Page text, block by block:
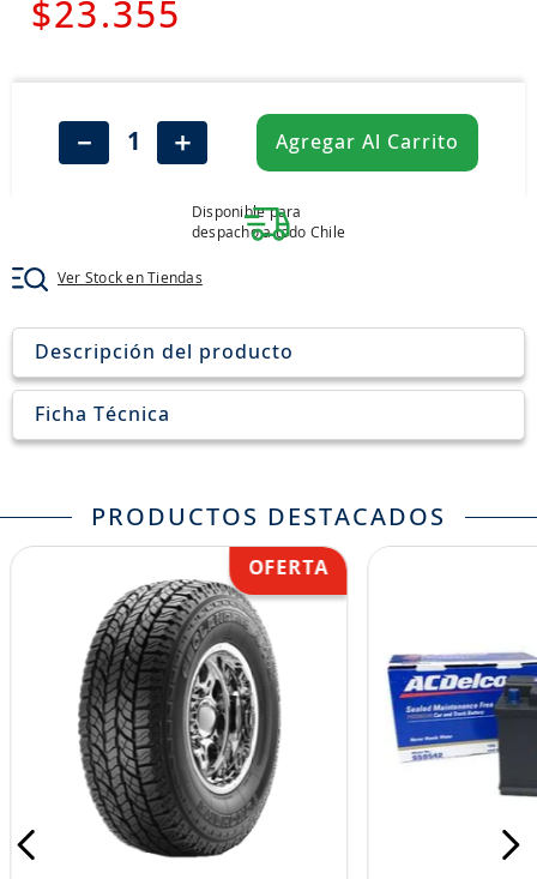
$23 .355
＋
－ Agregar Al Carrito
Disponible para
despacho a todo Chile
Ver Stock en Tiendas
Descripción del producto
Ficha Técnica
PRODUCTOS DESTACADOS
7.
chevrolet
9.
265